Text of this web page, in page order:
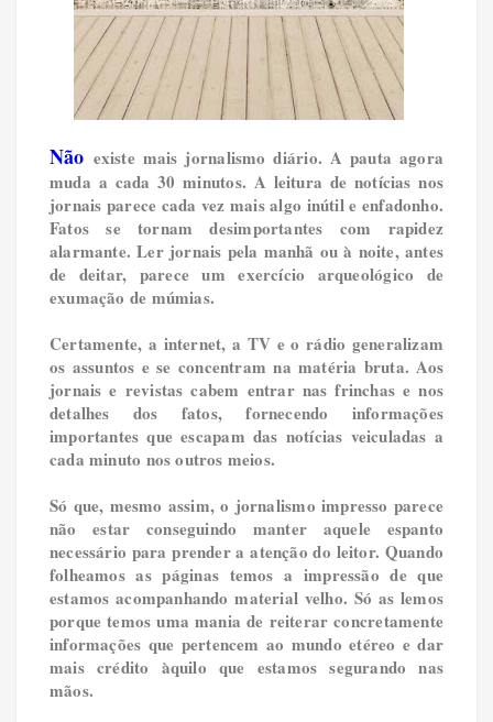
Não existe mais jornalismo diário. A pauta agora
muda a cada 30 minutos. A leitura de notícias nos
jornais parece cada vez mais algo inútil e enfadonho.
Fatos se tornam desimportantes com rapidez
alarmante. Ler jornais pela manhã ou à noite, antes
de deitar, parece um exercício arqueológico de
exumação de múmias.
Certamente, a internet, a TV e o rádio generalizam
os assuntos e se concentram na matéria bruta. Aos
jornais e revistas cabem entrar nas frinchas e nos
detalhes dos fatos, fornecendo informações
importantes que escapam das notícias veiculadas a
cada minuto nos outros meios.
Só que, mesmo assim, o jornalismo impresso parece
não estar conseguindo manter aquele espanto
necessário para prender a atenção do leitor. Quando
folheamos as páginas temos a impressão de que
estamos acompanhando material velho. Só as lemos
porque temos uma mania de reiterar concretamente
informações que pertencem ao mundo etéreo e dar
mais crédito àquilo que estamos segurando nas
mãos.